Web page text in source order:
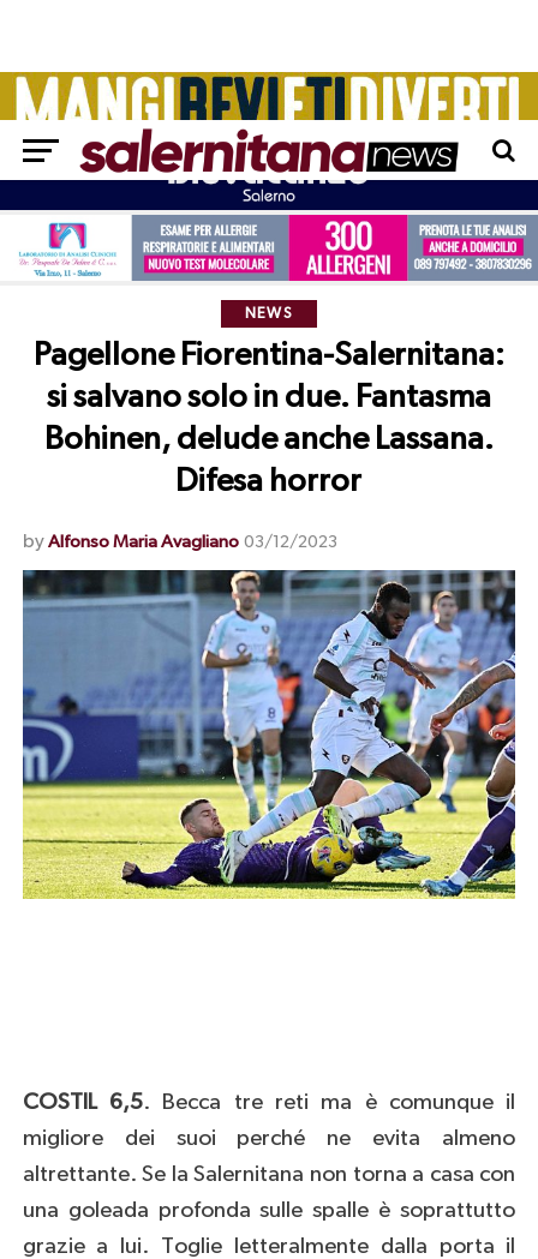
NEWS
Pagellone Fiorentina-Salernitana:
si salvano solo in due. Fantasma
Bohinen, delude anche Lassana.
Difesa horror
by Alfonso Maria Avagliano 03/12/2023
COSTIL 6,5. Becca tre reti ma è comunque il
migliore dei suoi perché ne evita almeno
altrettante. Se la Salernitana non torna a casa con
una goleada profonda sulle spalle è soprattutto
grazie a lui. Toglie letteralmente dalla porta il